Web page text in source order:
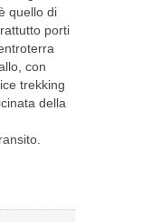
quello di
porti
con
trekking
della